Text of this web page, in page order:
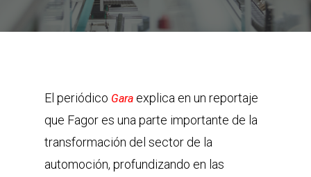
El periódico Gara explica en un reportaje
que Fagor es una parte importante de la
transformación del sector de la
automoción, profundizando en las